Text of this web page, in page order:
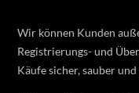
Wir können Kunden
Registrierungs- und
Käufe sicher, sauber